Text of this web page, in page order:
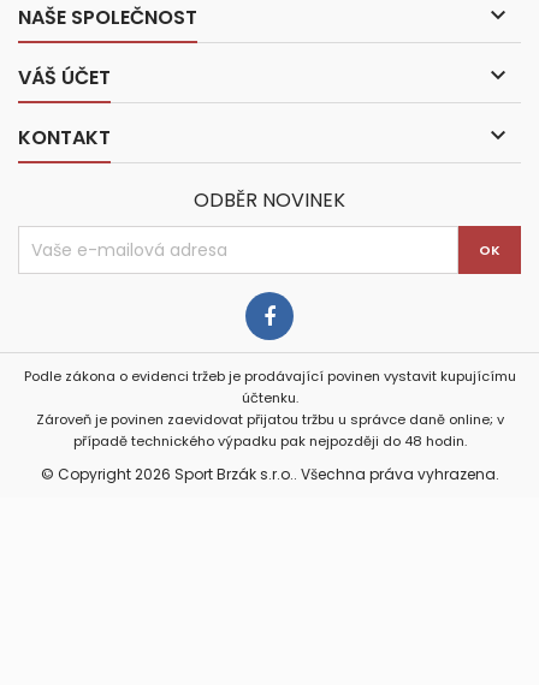
NAŠE SPOLEČNOST 
VÁŠ ÚČET 
KONTAKT 
ODBĚR NOVINEK
Podle zákona o evidenci tržeb je prodávající povinen vystavit kupujícímu
účtenku.
Zároveň je povinen zaevidovat přijatou tržbu u správce daně online; v
případě technického výpadku pak nejpozději do 48 hodin.
© Copyright 2026 Sport Brzák s.r.o.. Všechna práva vyhrazena.